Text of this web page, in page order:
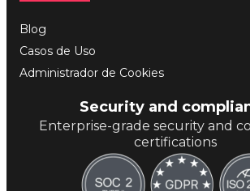
Blog
Casos de Uso
Administrador de Cookies
Security and
Enterprise-grade security and
certifications